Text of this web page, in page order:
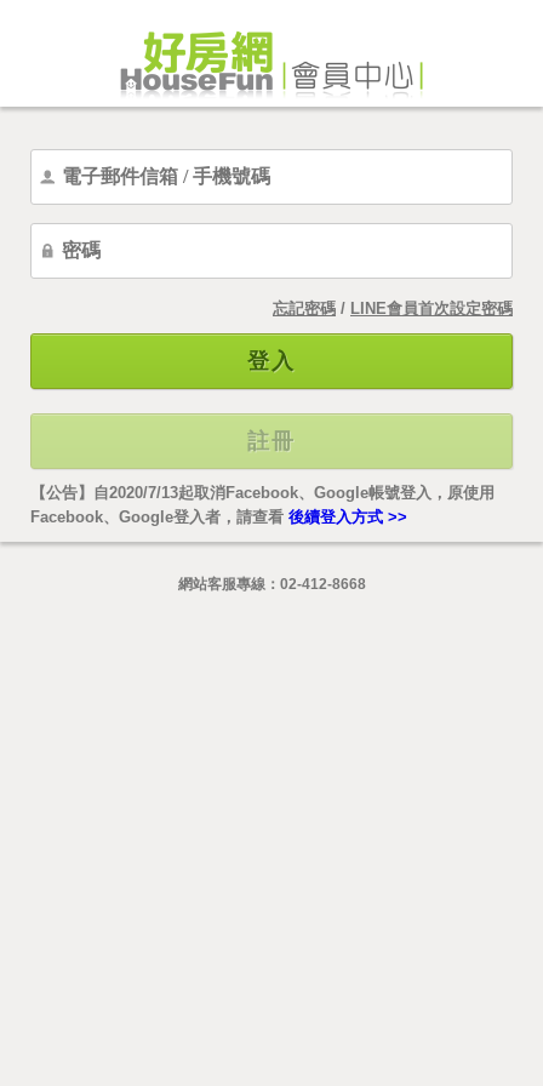
忘記密碼 / LINE會員首次設定密碼
登入
註冊
【公告】自2020/7/13起取消Facebook、Google帳號登入，原使用
Facebook、Google登入者，請查看 後續登入方式 >>
網站客服專線： 02-412-8668